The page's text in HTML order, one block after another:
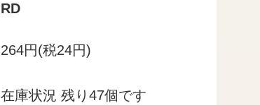
RD
264円(税24円)
在庫状況 残り47個です